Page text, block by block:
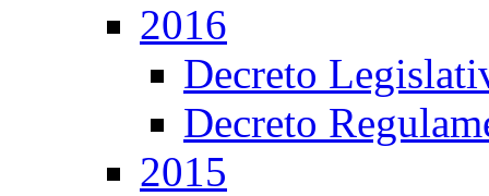
2016
Decreto
Decreto
2015